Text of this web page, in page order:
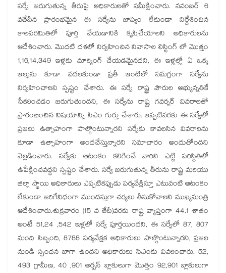
సర్వే జరుగుతున్న తీరుపై అధికారులతో సమీక్షించారు. నవంబర్ 6
వతేదీన ప్రారంభమైన ఈ సర్వేను జాప్యం లేకుండా నిర్దేశించిన
కాలపరమితిలో పూర్తి చేయడానికి కృషిచేయాలని అధికారులను
ఆదేశించారు. మొదటి దశలో నిర్వహించిన నివాసాల లిస్టింగ్ లో మొత్తం
1,16,14,349 ఇళ్లకు మార్కింగ్ చేయడమైనదని, ఈ ఇళ్లల్లో ఏ ఒక్క
ఇల్లును కూడా వదలకుండా ప్రతీ ఇంటిలో సమగ్రంగా సర్వేను
నిర్వహించాలని స్పష్టం చేశారు. ఈ సర్వే రాష్ట్ర పౌరుల అభ్యున్నతికే
సేకరించడం జరుగుతుందని, ఈ సర్వేను రాష్ట్ర గవర్నర్ వివరాలతో
ప్రారంభించిన విషయాన్ని సిఎం గుర్తు చేశారు. ఇప్పటివరకు ఈ సర్వేలో
ప్రజలు ఉత్సాహంగా పాల్గొంటున్నారని సర్వేకు కావలసిన వివరాలను
కూడా ఉత్సాహంగా అందచేస్తున్నారని సమాచారం అందుతోందని
వెల్లడించారు. సర్వేకు ఆటంకం కలిగించే వారిని ఎట్టి పరిస్థితిలో
ఉపేక్షించవద్దని స్పష్టం చేశారు. సర్వే జరుగుతున్న తీరును రాష్ట్ర మరియు
జిల్లా స్థాయి అధికారులు ఎప్పటికప్పుడు పర్యవేక్షిస్తూ ఎటువంటి ఆటంకం
లేకుండా జరిగేవిధంగా ముందస్తుగా చర్యలు తీసుకోవాలని ముఖ్యమంత్రి
ఆదేశించారు.శుక్రవారం (15 వ తేదీ)వరకు రాష్ట్ర వ్యాప్తంగా 44.1 శాతం
అంటే 51,24 ,542 ఇళ్లలో సర్వే పూర్తయిందని, ఈ సర్వేలో 87, 807
మంది సిబ్బంది, 8788 పర్యవేక్షక అధికారులు పాల్గొంటున్నారని, ప్రజల
నుండి స్పందన బాగా ఉందని అధికారులు సిఎంకు వివరించారు. 52,
493 గ్రామీణ, 40 ,901 అర్బన్ బ్లాకులుగా మొత్తం 92,901 బ్లాకులుగా